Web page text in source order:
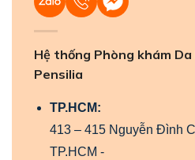
Hệ thống Phòng khám
Pensilia
TP.HCM:
413 – 415 Nguyễn Đình
TP.HCM -